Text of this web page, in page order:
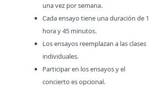
una vez por semana.
Cada ensayo tiene una duración de 1
hora y 45 minutos.
Los ensayos reemplazan a las clases
individuales.
Participar en los ensayos y el
concierto es opcional.